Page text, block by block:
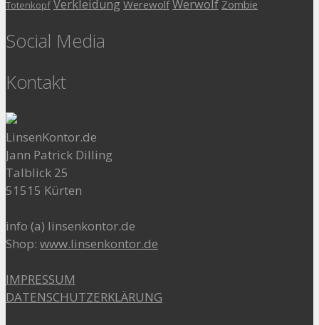
Totenkopf Verkleidung Werewolf Werwolf Zombie
Social Media
Kontakt
LinsenKontor.de
Jann Patrick Dilling
Talblick 25
51515 Kürten
info (a) linsenkontor.de
Shop: www.linsenkontor.de
IMPRESSUM
DATENSCHUTZERKLÄRUNG